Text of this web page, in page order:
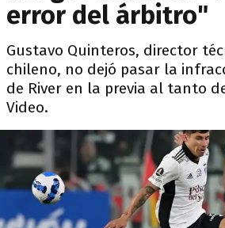
error del árbitro"
Gustavo Quinteros, director
chileno, no dejó pasar la
de River en la previa al tanto
Video.